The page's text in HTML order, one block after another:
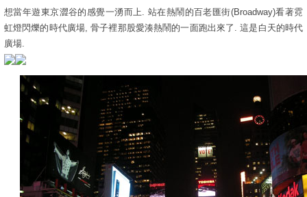
想當年遊東京澀谷的感覺一湧而上. 站在熱鬧的百老匯街(Broadway)看著霓
虹燈閃爍的時代廣場, 骨子裡那股愛湊熱鬧的一面跑出來了. 這是白天的時代
廣場.